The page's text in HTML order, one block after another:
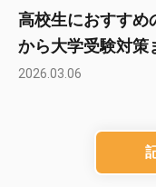
高校生におすすめ
から大学受験対策
2026.03.06